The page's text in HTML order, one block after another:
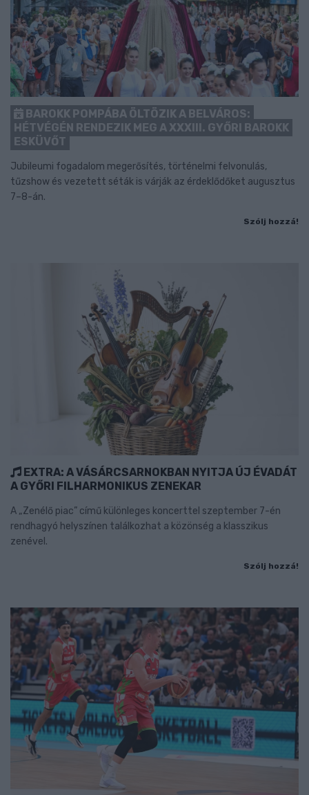
BAROKK POMPÁBA ÖLTÖZIK A BELVÁROS:
HÉTVÉGÉN RENDEZIK MEG A XXXIII. GYŐRI BAROKK
ESKÜVŐT
Jubileumi fogadalom megerősítés, történelmi felvonulás,
tűzshow és vezetett séták is várják az érdeklődőket augusztus
7–8-án.
Szólj hozzá!
EXTRA: A VÁSÁRCSARNOKBAN NYITJA ÚJ ÉVADÁT
A GYŐRI FILHARMONIKUS ZENEKAR
A „Zenélő piac” című különleges koncerttel szeptember 7-én
rendhagyó helyszínen találkozhat a közönség a klasszikus
zenével.
Szólj hozzá!